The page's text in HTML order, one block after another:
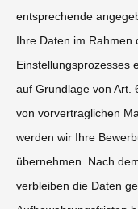
entsprechende
Ihre Daten im Rahmen
Einstellungsprozesses
auf Grundlage von Art.
von vorvertraglichen
werden wir Ihre
übernehmen. Nach
verbleiben die Daten